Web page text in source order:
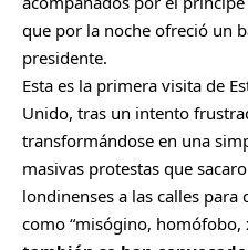
que por la noche ofreció un
presidente.
Esta es la primera visita de
Unido, tras un intento
transformándose en una
masivas protestas que
londinenses a las calles
como “misógino, homófobo,